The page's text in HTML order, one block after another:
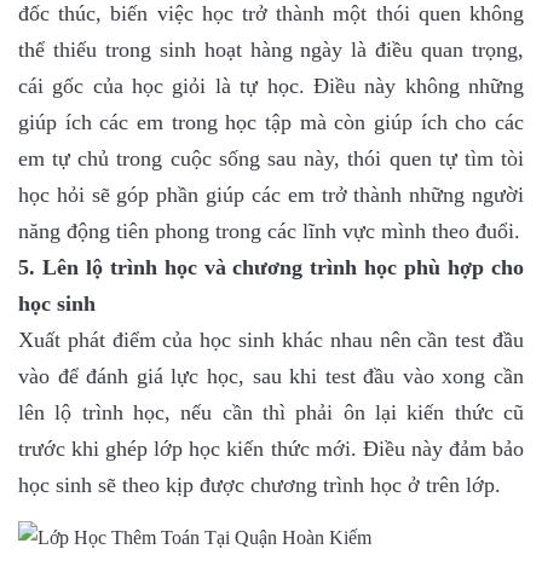
đốc thúc, biến việc học trở thành một thói quen không
thể thiếu trong sinh hoạt hàng ngày là điều quan trọng,
cái gốc của học giỏi là tự học. Điều này không những
giúp ích các em trong học tập mà còn giúp ích cho các
em tự chủ trong cuộc sống sau này, thói quen tự tìm tòi
học hỏi sẽ góp phần giúp các em trở thành những người
năng động tiên phong trong các lĩnh vực mình theo đuổi.
5. Lên lộ trình học và chương trình học phù hợp cho
học sinh
Xuất phát điểm của học sinh khác nhau nên cần test đầu
vào để đánh giá lực học, sau khi test đầu vào xong cần
lên lộ trình học, nếu cần thì phải ôn lại kiến thức cũ
trước khi ghép lớp học kiến thức mới. Điều này đảm bảo
học sinh sẽ theo kịp được chương trình học ở trên lớp.